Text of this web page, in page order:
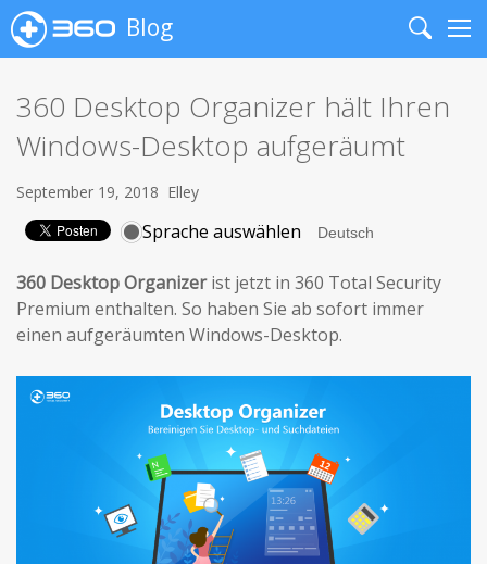
Blog
Search
360 Desktop Organizer hält Ihren
Windows-Desktop aufgeräumt
September 19, 2018 Elley
Sprache auswählen
360 Desktop Organizerist jetzt in 360 Total Security
Premium enthalten. So haben Sie ab sofort immer
einen aufgeräumten Windows-Desktop.